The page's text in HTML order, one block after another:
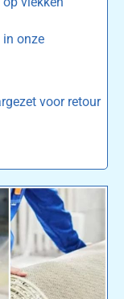
onze
voor retour